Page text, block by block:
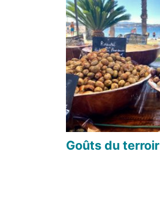
Goûts du terroir